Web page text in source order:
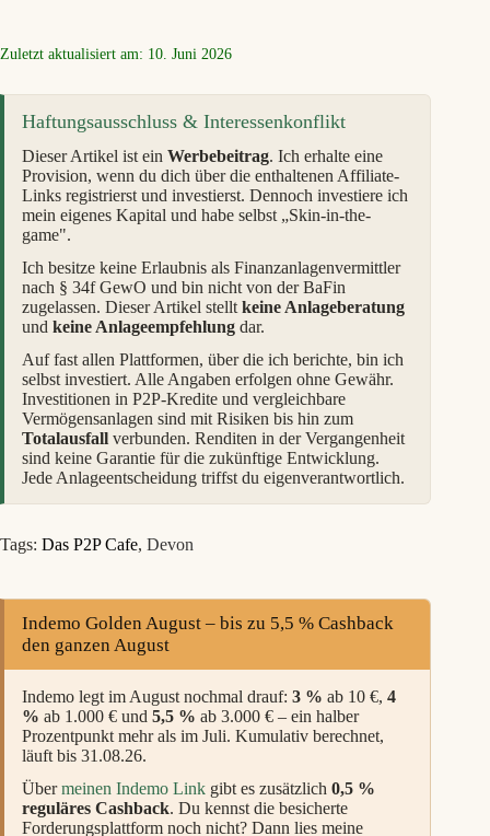
Zuletzt aktualisiert am: 10. Juni 2026
Haftungsausschluss & Interessenkonflikt
Dieser Artikel ist ein Werbebeitrag. Ich erhalte eine
Provision, wenn du dich über die enthaltenen Affiliate-
Links registrierst und investierst. Dennoch investiere ich
mein eigenes Kapital und habe selbst „Skin-in-the-
game".
Ich besitze keine Erlaubnis als Finanzanlagenvermittler
nach § 34f GewO und bin nicht von der BaFin
zugelassen. Dieser Artikel stellt keine Anlageberatung
und keine Anlageempfehlung dar.
Auf fast allen Plattformen, über die ich berichte, bin ich
selbst investiert. Alle Angaben erfolgen ohne Gewähr.
Investitionen in P2P-Kredite und vergleichbare
Vermögensanlagen sind mit Risiken bis hin zum
Totalausfall verbunden. Renditen in der Vergangenheit
sind keine Garantie für die zukünftige Entwicklung.
Jede Anlageentscheidung triffst du eigenverantwortlich.
Tags: Das P2P Cafe, Devon
Indemo Golden August – bis zu 5,5 % Cashback
den ganzen August
Indemo legt im August nochmal drauf: 3 % ab 10 €, 4
% ab 1.000 € und 5,5 % ab 3.000 € – ein halber
Prozentpunkt mehr als im Juli. Kumulativ berechnet,
läuft bis 31.08.26.
Übermeinen Indemo Link gibt es zusätzlich 0,5 %
reguläres Cashback. Du kennst die besicherte
Forderungsplattform noch nicht? Dann lies meine